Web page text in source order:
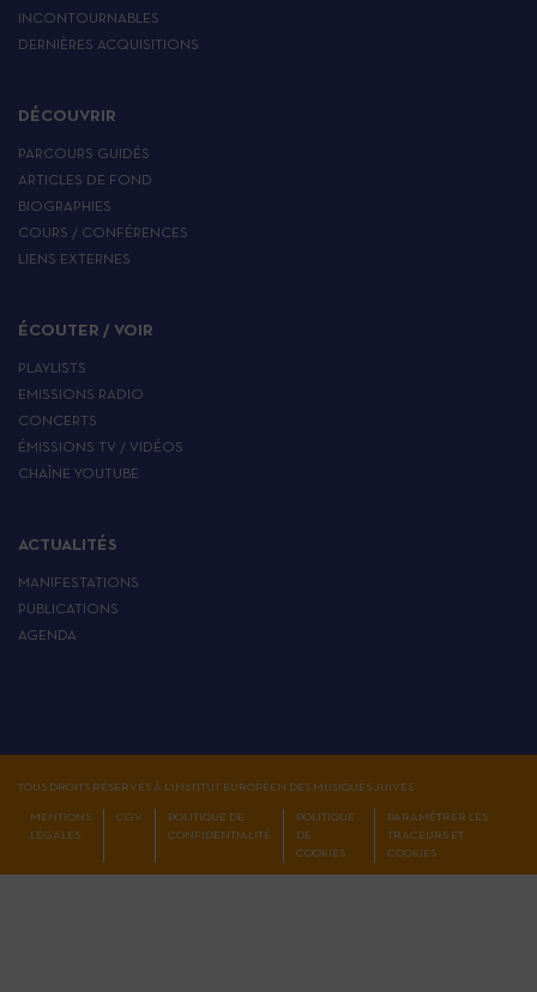
INCONTOURNABLES
DERNIÈRES ACQUISITIONS
DÉCOUVRIR
PARCOURS GUIDÉS
ARTICLES DE FOND
BIOGRAPHIES
COURS / CONFÉRENCES
LIENS EXTERNES
ÉCOUTER / VOIR
PLAYLISTS
EMISSIONS RADIO
CONCERTS
ÉMISSIONS TV / VIDÉOS
CHAÎNE YOUTUBE
ACTUALITÉS
MANIFESTATIONS
PUBLICATIONS
AGENDA
TOUS DROITS RÉSERVÉS À L'INSTITUT EUROPÉEN DES MUSIQUES JUIVES
MENTIONS
LÉGALES
CGV
POLITIQUE DE
CONFIDENTIALITÉ
POLITIQUE
DE
COOKIES
PARAMÉTRER LES
TRACEURS ET
COOKIES